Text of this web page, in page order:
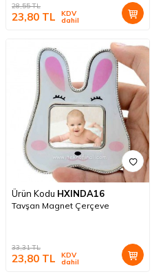
28,55TL
23,80 TL KDV
dahil
Ürün Kodu HXINDA16
Tavşan Magnet Çerçeve
33,31TL
23,80 TL KDV
dahil